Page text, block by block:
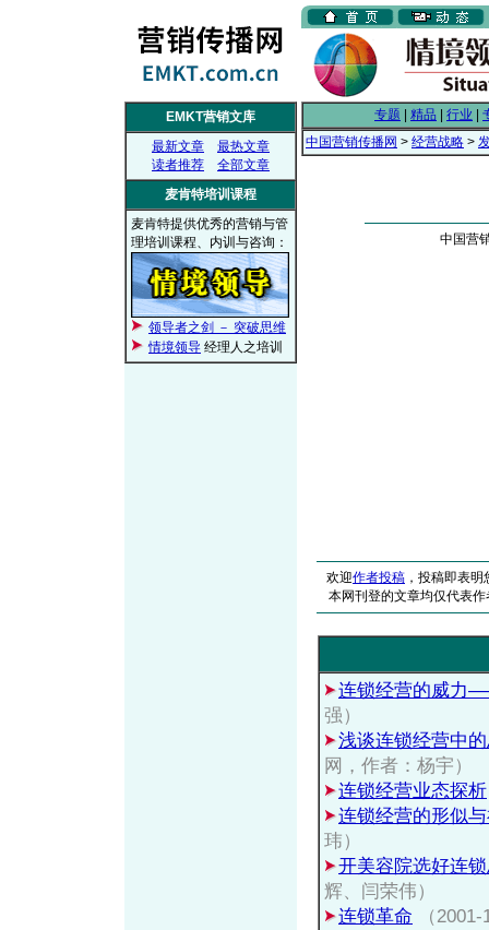
EMKT营销文库
最新文章
最热文章
读者推荐
全部文章
麦肯特培训课程
麦肯特提供优秀的营销与管
理培训课程、内训与咨询：
领导者之剑 － 突破思维
情境领导 经理人之培训
专题 精品 行业
中国营销传播网 > 经营战略 >
中国营
欢迎作者投稿 ，投稿即表
本网刊登的文章均仅代表
连锁经营的威力
强）
浅谈连锁经营中
网，作者：杨宇）
连锁经营业态探析
连锁经营的形似
玮）
开美容院选好连
辉、闫荣伟）
连锁革命
（